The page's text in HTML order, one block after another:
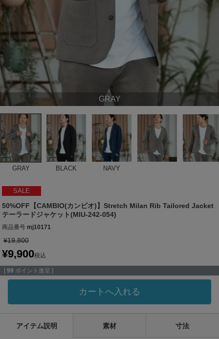
GRAY
GRAY BLACK NAVY
SALE
50%OFF【CAMBIO(カンビオ)】Stretch Milan Rib Tailored Jacket
テーラードジャケット(MIU-242-054)
商品番号 mj10171
¥19,800
¥9,900税込
[ 99 ポイント進呈 ]
カートへ入れる
アイテム説明 素材 寸法